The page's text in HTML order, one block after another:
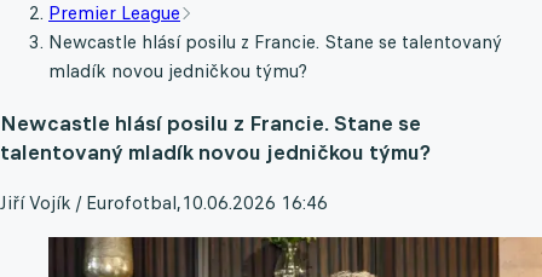
Premier League
Newcastle hlásí posilu z Francie. Stane se talentovaný
mladík novou jedničkou týmu?
Newcastle hlásí posilu z Francie. Stane se
talentovaný mladík novou jedničkou týmu?
Jiří Vojík / Eurofotbal,10.06.2026 16:46